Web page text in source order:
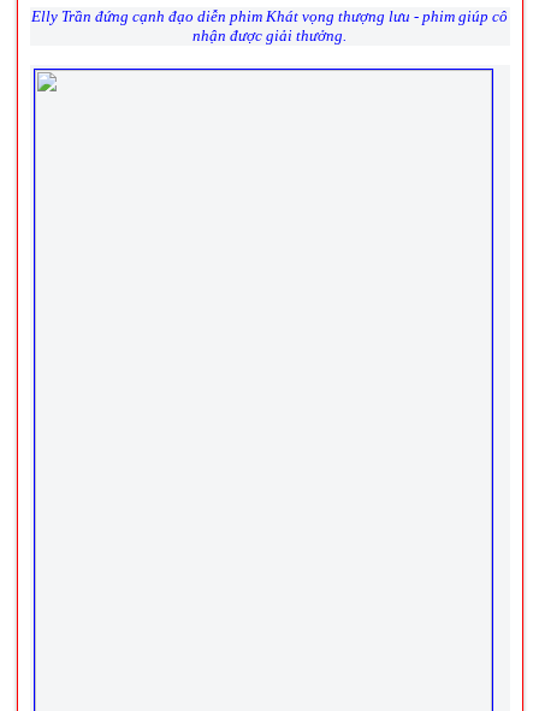
Elly Trần đứng cạnh đạo diễn phim Khát vọng thượng lưu - phim giúp cô
nhận được giải thưởng.